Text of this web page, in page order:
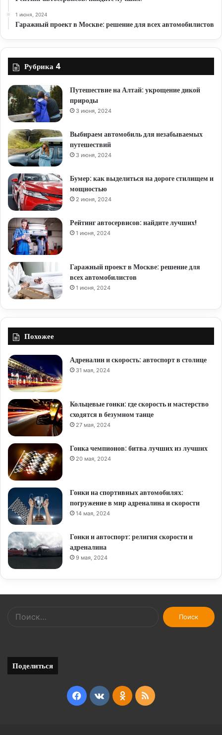
1 июня, 2024
Гаражный проект в Москве: решение для всех автомобилистов
Рубрика 4
Путешествие на Алтай: укрощение дикой
природы
3 июня, 2024
Выбираем автомобиль для незабываемых
путешествий
3 июня, 2024
Бумер: как выделиться на дороге стилищем и
мощностью
2 июня, 2024
Рейтинг автосервисов: найдите лучших!
1 июня, 2024
Гаражный проект в Москве: решение для
всех автомобилистов
1 июня, 2024
Похожее
Адреналин и скорость: автоспорт в столице
31 мая, 2024
Кольцевые гонки: где скорость и мастерство
сходятся в безумном танце
27 мая, 2024
Гонка чемпионов: битва лучших из лучших
20 мая, 2024
Гонки на спортивных автомобилях:
погружение в мир адреналина и скорости
14 мая, 2024
Гонки и автоспорт: религия скорости и
адреналина
9 мая, 2024
Найти:
Поделиться
Facebook
vk.comOdnoklassniki
RSS